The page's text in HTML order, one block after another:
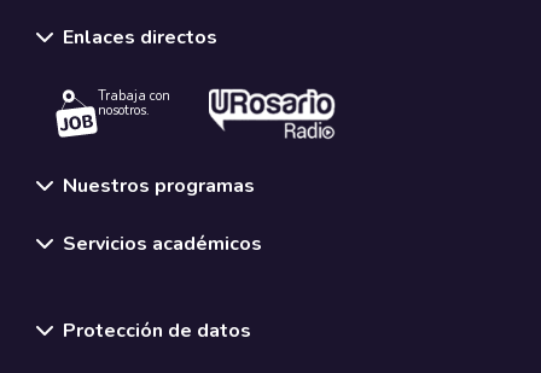
Enlaces directos
Trabaja con
nosotros.
Nuestros programas
Servicios académicos
Protección de datos